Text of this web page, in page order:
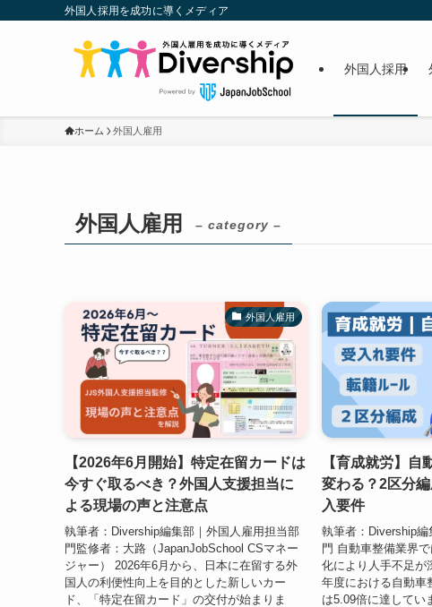
外国人採用を成功に導くメディア
外国人採用
ホーム 外国人雇用
外国人雇用 – category –
外国人雇用
【2026年6月開始】特定在留カードは
今すぐ取るべき？外国人支援担当に
よる現場の声と注意点
執筆者：Divership編集部｜外国人雇用担当部
門監修者：大路（JapanJobSchool CSマネー
ジャー） 2026年6月から、日本に在留する外
国人の利便性向上を目的とした新しいカー
ド、「特定在留カード」の交付が始まりま
【育成就労】自
変わる？2区分
入要件
執筆者：Divership
門 自動車整備業界
化により人手不足が
年度における自動車
は5.09倍に達してい